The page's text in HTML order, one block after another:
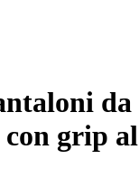
da
con grip al